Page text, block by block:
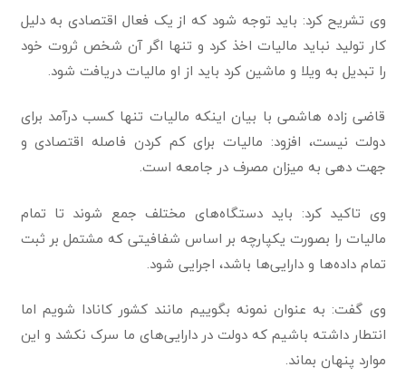
وی تشریح کرد: باید توجه شود که از یک فعال اقتصادی به دلیل
کار تولید نباید مالیات اخذ کرد و تنها اگر آن ‌شخص ثروت خود
را تبدیل به ویلا و ماشین کرد باید از او مالیات دریافت شود.
قاضی زاده هاشمی با بیان اینکه مالیات تنها کسب درآمد برای
دولت نیست، افزود: مالیات برای کم کردن فاصله اقتصادی و
جهت دهی به میزان مصرف در جامعه است.
وی تاکید کرد: باید دستگاه‌های مختلف جمع شوند تا تمام
مالیات را بصورت یکپارچه بر اساس شفافیتی که مشتمل بر ثبت
تمام داده‌ها و دارایی‌ها باشد، اجرایی شود.
وی گفت: به عنوان نمونه بگوییم مانند کشور کانادا شویم اما
انتطار داشته باشیم که دولت در دارایی‌های ما سرک نکشد و این
موارد پنهان بماند.